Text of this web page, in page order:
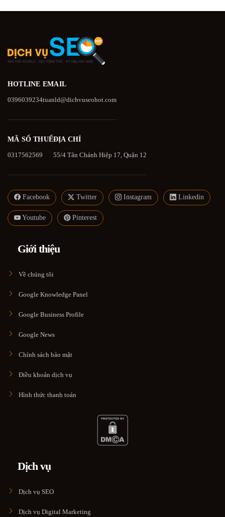
HOTLINE
0396039234
EMAIL
tuanld@dichvuseohot.com
MÃ SỐ THUẾ
0317562569
ĐỊA CHỈ
55/4 Tân Chánh Hiệp 17, Quận 12
Facebook Twitter Instagram Linkedin
Youtube Pinterest
Giới thiệu
Về chúng tôi
Google Knowledge Panel
Google Business Profile
Google News
Chính sách bảo mật
Điều khoản dịch vụ
Hình thức thanh toán
Dịch vụ
Dịch vụ SEO
Dịch vụ Digital Marketing